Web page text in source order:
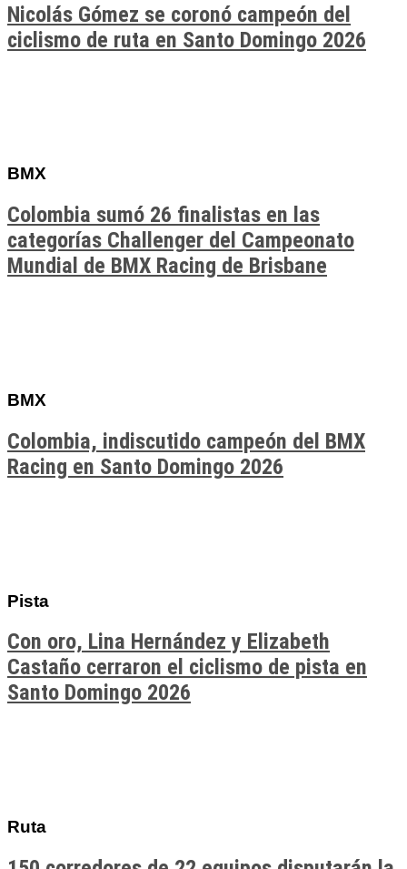
Nicolás Gómez se coronó campeón del
ciclismo de ruta en Santo Domingo 2026
BMX
Colombia sumó 26 finalistas en las
categorías Challenger del Campeonato
Mundial de BMX Racing de Brisbane
BMX
Colombia, indiscutido campeón del BMX
Racing en Santo Domingo 2026
Pista
Con oro, Lina Hernández y Elizabeth
Castaño cerraron el ciclismo de pista en
Santo Domingo 2026
Ruta